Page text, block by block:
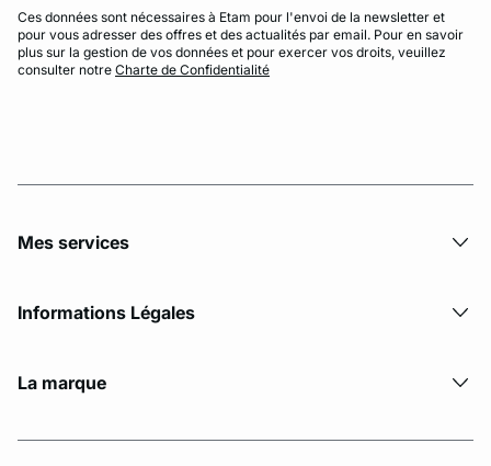
Ces données sont nécessaires à Etam pour l'envoi de la newsletter et
pour vous adresser des offres et des actualités par email. Pour en savoir
plus sur la gestion de vos données et pour exercer vos droits, veuillez
consulter notre Charte de Confidentialité
Mes services
Informations Légales
La marque